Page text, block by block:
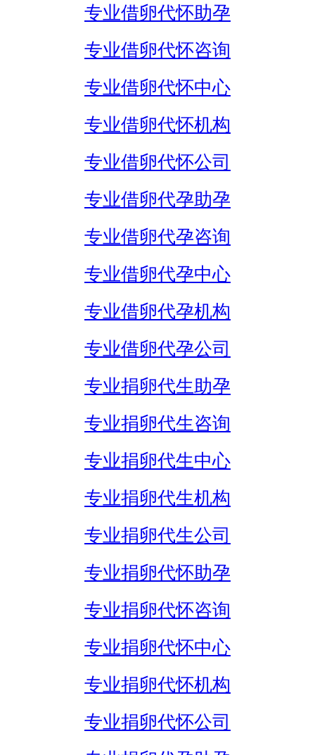
专业借卵代怀助孕
专业借卵代怀咨询
专业借卵代怀中心
专业借卵代怀机构
专业借卵代怀公司
专业借卵代孕助孕
专业借卵代孕咨询
专业借卵代孕中心
专业借卵代孕机构
专业借卵代孕公司
专业捐卵代生助孕
专业捐卵代生咨询
专业捐卵代生中心
专业捐卵代生机构
专业捐卵代生公司
专业捐卵代怀助孕
专业捐卵代怀咨询
专业捐卵代怀中心
专业捐卵代怀机构
专业捐卵代怀公司